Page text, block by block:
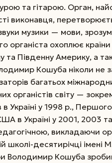
та гітарою. Орган,
виконавця,
музики — мови,
органіста охоплює
та Південну Америку, а
Кошуба ніколи не
багатьох
органістів світу —
Україні у 1998 р.,
в Україні у 2001, 2003
викладаючи
школі-десятирічці імені
Володимир Кошуба